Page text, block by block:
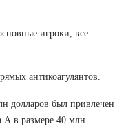
игроки, все
антикоагулянтов.
долларов был привлечен
А в размере 40 млн